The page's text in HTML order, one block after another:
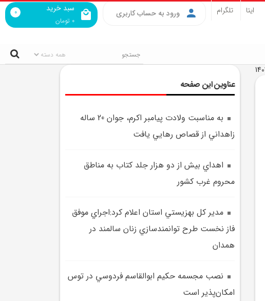
سبد خرید
0 تومان
0 ورود به حساب کاربری ایتا تلگرام
عناوین این صفحه
به مناسبت ولادت پيامبر اکرم، جوان 20 ساله
زاهداني از قصاص رهايي يافت
اهداي بيش از دو هزار جلد کتاب به مناطق
محروم غرب کشور
مدير کل بهزيستي استان اعلام کرد:اجراي موفق
فاز نخست طرح توانمندسازي زنان سالمند در
همدان
نصب مجسمه حکيم ابوالقاسم فردوسي در توس
امکان‌پذير است